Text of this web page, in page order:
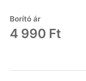
Borító ár
4 990 Ft